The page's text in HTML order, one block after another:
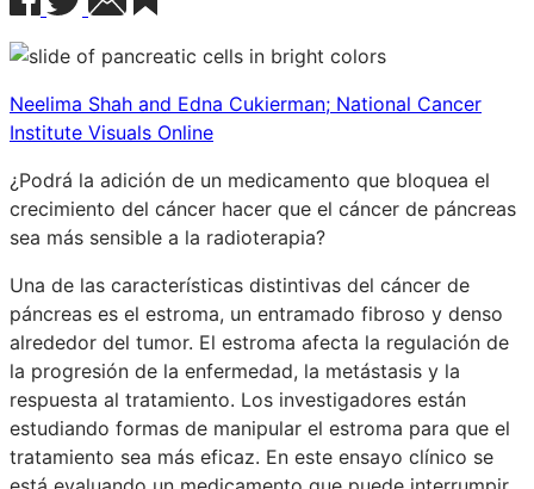
Neelima Shah and Edna Cukierman; National Cancer
Institute Visuals Online
¿Podrá la adición de un medicamento que bloquea el
crecimiento del cáncer hacer que el cáncer de páncreas
sea más sensible a la radioterapia?
Una de las características distintivas del cáncer de
páncreas es el estroma, un entramado fibroso y denso
alrededor del tumor. El estroma afecta la regulación de
la progresión de la enfermedad, la metástasis y la
respuesta al tratamiento. Los investigadores están
estudiando formas de manipular el estroma para que el
tratamiento sea más eficaz. En este ensayo clínico se